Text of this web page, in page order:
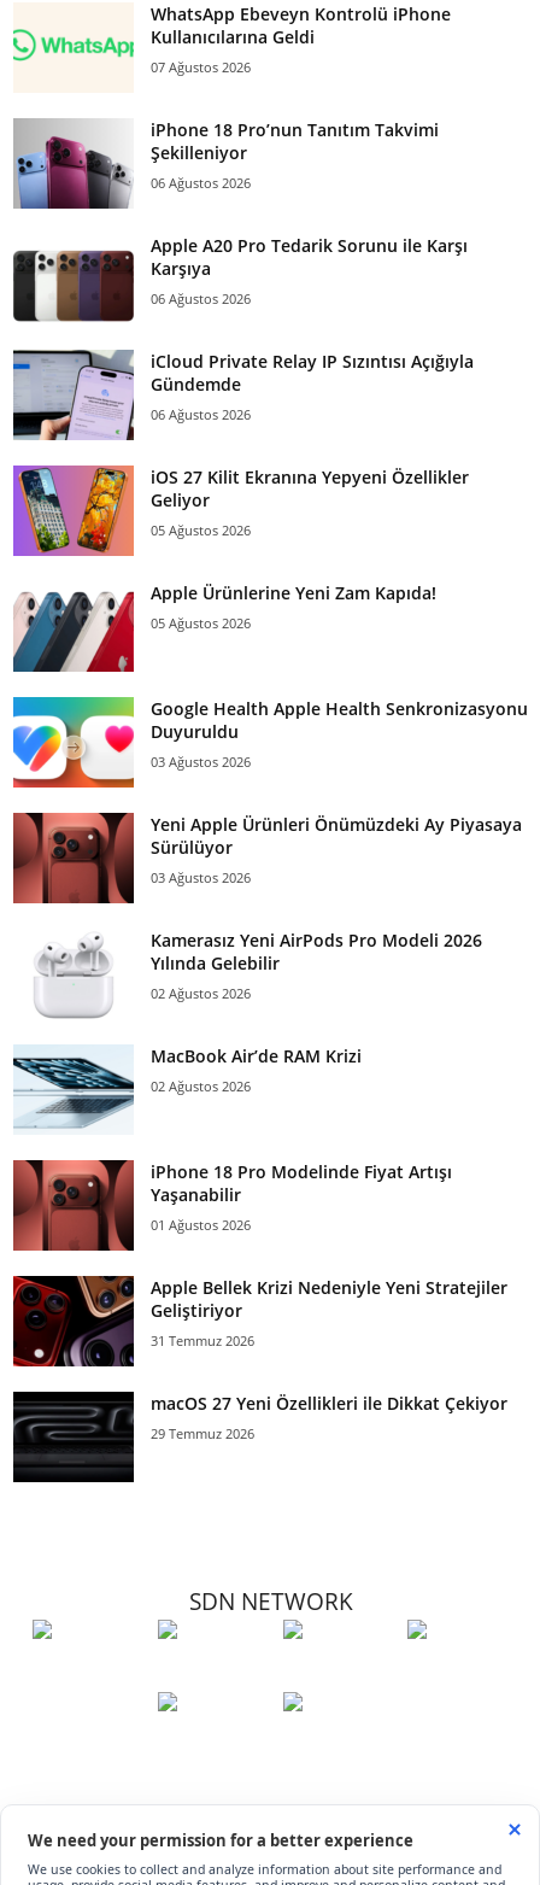
WhatsApp Ebeveyn Kontrolü iPhone
Kullanıcılarına Geldi
07 Ağustos 2026
iPhone 18 Pro’nun Tanıtım Takvimi
Şekilleniyor
06 Ağustos 2026
Apple A20 Pro Tedarik Sorunu ile Karşı
Karşıya
06 Ağustos 2026
iCloud Private Relay IP Sızıntısı Açığıyla
Gündemde
06 Ağustos 2026
iOS 27 Kilit Ekranına Yepyeni Özellikler
Geliyor
05 Ağustos 2026
Apple Ürünlerine Yeni Zam Kapıda!
05 Ağustos 2026
Google Health Apple Health Senkronizasyonu
Duyuruldu
03 Ağustos 2026
Yeni Apple Ürünleri Önümüzdeki Ay Piyasaya
Sürülüyor
03 Ağustos 2026
Kamerasız Yeni AirPods Pro Modeli 2026
Yılında Gelebilir
02 Ağustos 2026
MacBook Air’de RAM Krizi
02 Ağustos 2026
iPhone 18 Pro Modelinde Fiyat Artışı
Yaşanabilir
01 Ağustos 2026
Apple Bellek Krizi Nedeniyle Yeni Stratejiler
Geliştiriyor
31 Temmuz 2026
macOS 27 Yeni Özellikleri ile Dikkat Çekiyor
29 Temmuz 2026
SDN NETWORK